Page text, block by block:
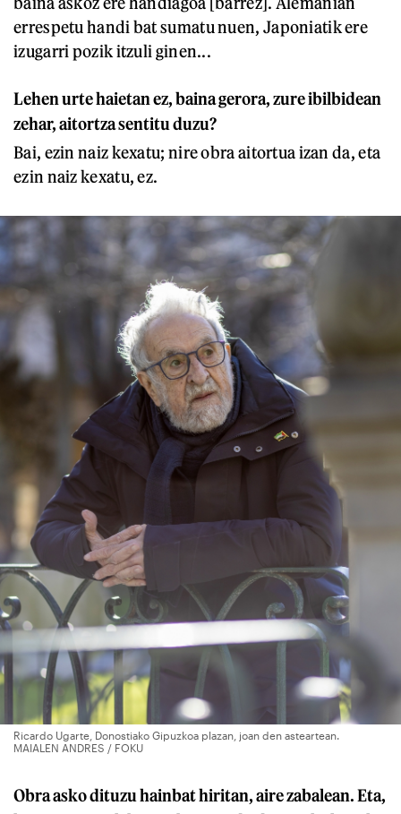
errespetu handi bat sumatu nuen, Japoniatik ere
izugarri pozik itzuli ginen...
Lehen urte haietan ez, baina gerora, zure ibilbidean
zehar, aitortza sentitu duzu?
Bai, ezin naiz kexatu; nire obra aitortua izan da, eta
ezin naiz kexatu, ez.
Ricardo Ugarte, Donostiako Gipuzkoa plazan, joan den asteartean.
MAIALEN ANDRES / FOKU
Obra asko dituzu hainbat hiritan, aire zabalean. Eta,